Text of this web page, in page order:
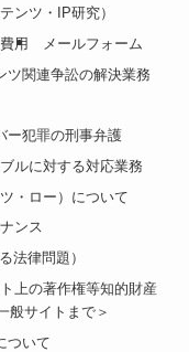
ンツ・IP研究）
用
メールフォーム
ツ関連争訟の解決業務
ー犯罪の刑事弁護
ルに対する対応業務
・ロー）について
ンス
法律問題）
上の著作権等知的財産
般サイトまで＞
ついて